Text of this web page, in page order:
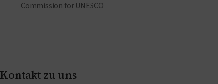
Commission for UNESCO
Kontakt zu uns